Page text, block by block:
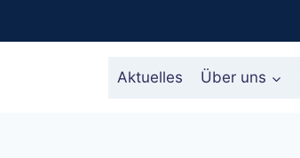
Aktuelles Über uns